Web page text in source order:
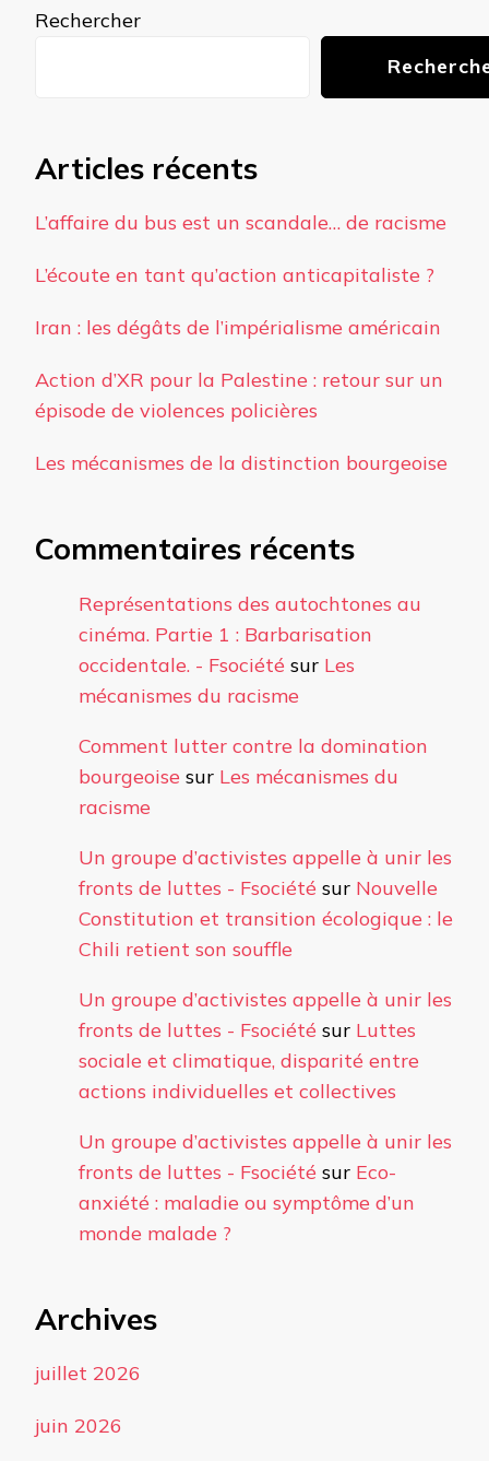
Rechercher
Articles récents
L’affaire du bus est un scandale… de racisme
L’écoute en tant qu’action anticapitaliste ?
Iran : les dégâts de l’impérialisme américain
Action d’XR pour la Palestine : retour sur un
épisode de violences policières
Les mécanismes de la distinction bourgeoise
Commentaires récents
Représentations des autochtones au
cinéma. Partie 1 : Barbarisation
occidentale. - Fsociété sur Les
mécanismes du racisme
Comment lutter contre la domination
bourgeoise sur Les mécanismes du
racisme
Un groupe d’activistes appelle à unir les
fronts de luttes - Fsociété sur Nouvelle
Constitution et transition écologique : le
Chili retient son souffle
Un groupe d’activistes appelle à unir les
fronts de luttes - Fsociété sur Luttes
sociale et climatique, disparité entre
actions individuelles et collectives
Un groupe d’activistes appelle à unir les
fronts de luttes - Fsociété sur Eco-
anxiété : maladie ou symptôme d’un
monde malade ?
Archives
juillet 2026
juin 2026